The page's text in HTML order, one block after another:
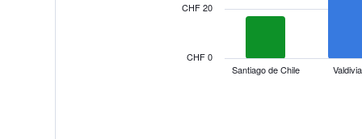
The
Santiago de Chile Valdivia
CHF 0
CHF 20